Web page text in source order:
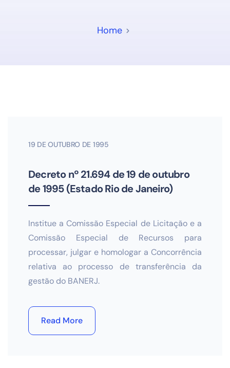
Home
19 DE OUTUBRO DE 1995
Decreto nº 21.694 de 19 de outubro
de 1995 (Estado Rio de Janeiro)
Institue a Comissão Especial de Licitação e a
Comissão Especial de Recursos para
processar, julgar e homologar a Concorrência
relativa ao processo de transferência da
gestão do BANERJ.
Read More